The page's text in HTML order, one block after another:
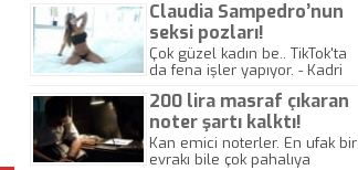
Claudia Sampedro’nun
seksi pozları!
Çok güzel kadın be.. TikTok'ta
da fena işler yapıyor. - Kadri
200 lira masraf çıkaran
noter şartı kalktı!
Kan emici noterler. En ufak bir
evrakı bile çok pahalıya